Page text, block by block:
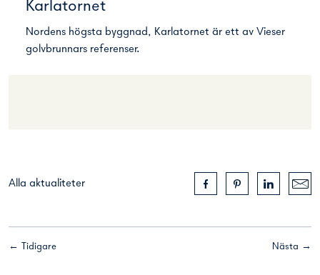
Karlatornet
Nordens högsta byggnad, Karlatornet är ett av Vieser
golvbrunnars referenser.
Alla aktualiteter
Nästa →
← Tidigare